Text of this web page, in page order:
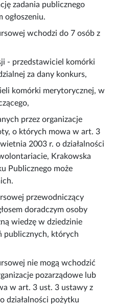
zadania publicznego
ogłoszeniu.
wchodzi do 7 osób z
- przedstawiciel komórki
za dany konkurs,
komórki merytorycznej, w
przez organizacje
o których mowa w art. 3
2003 r. o działalności
Krakowska
Publicznego może
przewodniczący
doradczym osoby
wiedzę w dziedzinie
publicznych, których
nie mogą wchodzić
pozarządowe lub
w art. 3 ust. 3 ustawy z
działalności pożytku